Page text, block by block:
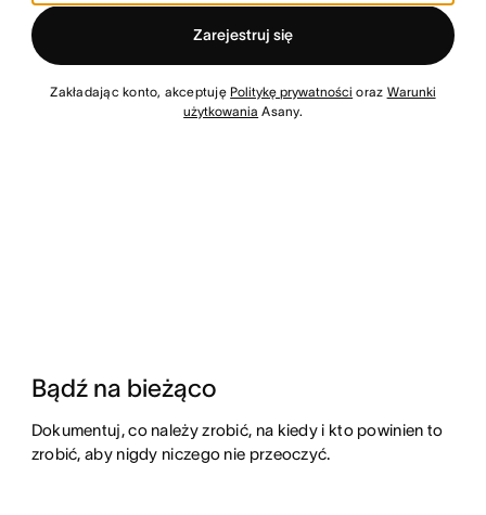
Zarejestruj się
Zakładając konto, akceptuję Politykę prywatności oraz Warunki
użytkowania Asany.
Bądź na bieżąco
Dokumentuj, co należy zrobić, na kiedy i kto powinien to
zrobić, aby nigdy niczego nie przeoczyć.